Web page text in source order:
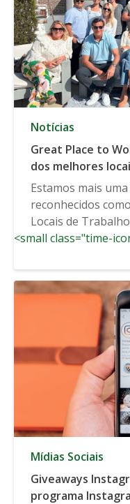
Notícias
Great Place to
dos melhores
Bay Area 2022
Estamos mais
reconhecidos
Locais de
<small class="time-
Mídias Sociais
Giveaways
programa